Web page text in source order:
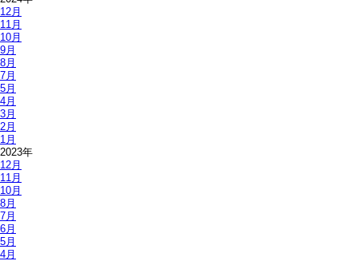
12月
11月
10月
9月
8月
7月
5月
4月
3月
2月
1月
2023年
12月
11月
10月
8月
7月
6月
5月
4月